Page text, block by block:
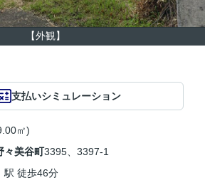
【外観】
支払いシミュレーション
㎡)
々美谷町3395、3397-1
駅 徒歩46分